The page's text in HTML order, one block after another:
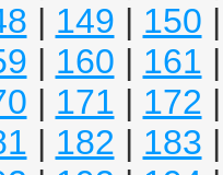
| 149 | 150
| 160 | 161
| 171 | 172
| 182 | 183